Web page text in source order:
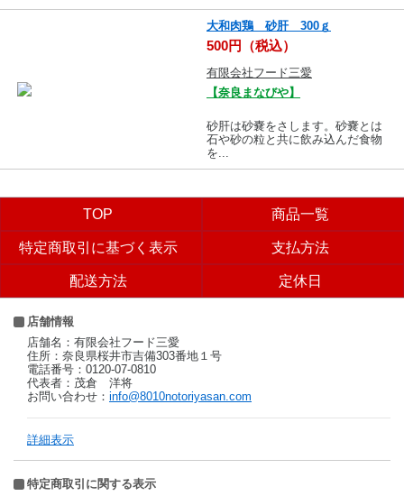
大和肉鶏 砂肝 300ｇ
500円（税込）
有限会社フード三愛
【奈良まなびや】
砂肝は砂嚢をさします。砂嚢とは
石や砂の粒と共に飲み込んだ食物
を...
TOP 商品一覧
特定商取引に基づく表示 支払方法
配送方法 定休日
店舗情報
店舗名：有限会社フード三愛
住所：奈良県桜井市吉備303番地１号
電話番号：0120-07-0810
代表者：茂倉 洋将
お問い合わせ： info@8010notoriyasan.com
詳細表示
特定商取引に関する表示